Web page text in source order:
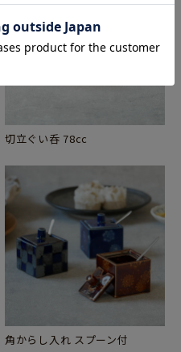
切立ぐい呑 78cc
角からし入れ スプーン付